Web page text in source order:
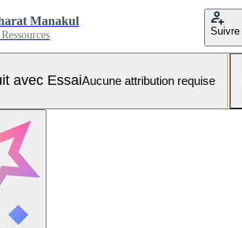
Manakul
Suivre
avec EssaiAucune attribution requise